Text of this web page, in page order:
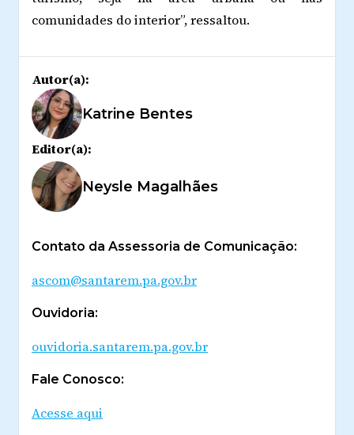
comunidades do interior”, ressaltou.
Autor(a):
Katrine Bentes
Editor(a):
Neysle Magalhães
Contato da Assessoria de Comunicação:
ascom@santarem.pa.gov.br
Ouvidoria:
ouvidoria.santarem.pa.gov.br
Fale Conosco:
Acesse aqui